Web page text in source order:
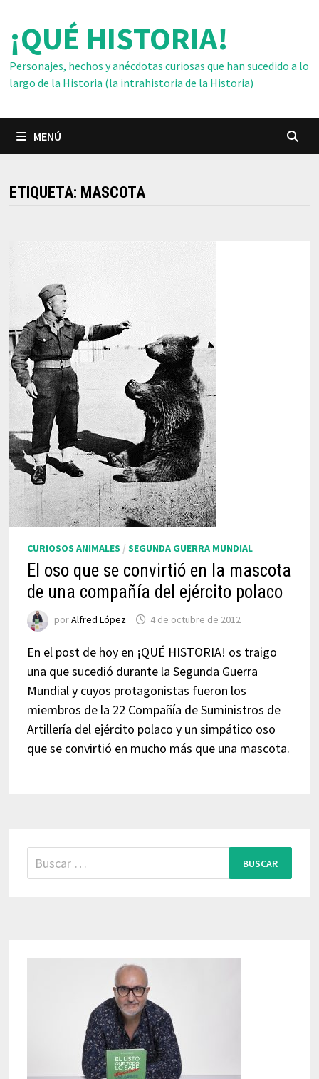
contenido
¡QUÉ HISTORIA!
Personajes, hechos y anécdotas curiosas que han sucedido a lo
largo de la Historia (la intrahistoria de la Historia)
MENÚ
ETIQUETA: MASCOTA
CURIOSOS ANIMALES / SEGUNDA GUERRA MUNDIAL
El oso que se convirtió en la mascota
de una compañía del ejército polaco
porAlfred López 4 de octubre de 2012
En el post de hoy en ¡QUÉ HISTORIA! os traigo
una que sucedió durante la Segunda Guerra
Mundial y cuyos protagonistas fueron los
miembros de la 22 Compañía de Suministros de
Artillería del ejército polaco y un simpático oso
que se convirtió en mucho más que una mascota.
Buscar: